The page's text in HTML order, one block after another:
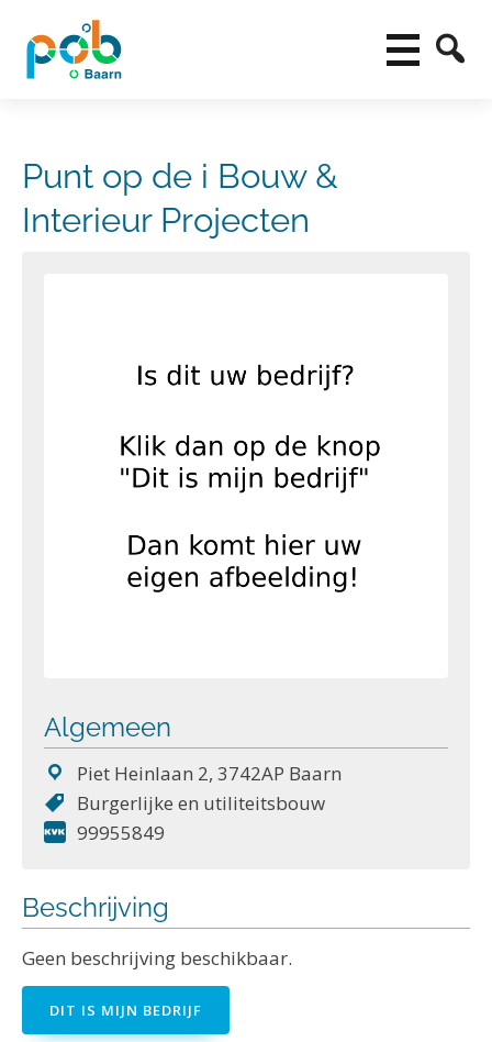
Punt op de i Bouw &
Interieur Projecten
Algemeen
Piet Heinlaan 2, 3742AP Baarn
Burgerlijke en utiliteitsbouw
99955849
Beschrijving
Geen beschrijving beschikbaar.
DIT IS MIJN BEDRIJF